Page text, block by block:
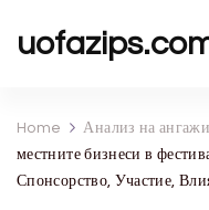
Home Анализ на
местните бизнеси в
Спонсорство, Участие,